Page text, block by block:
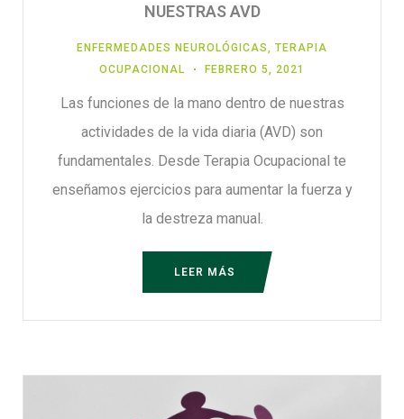
NUESTRAS AVD
ENFERMEDADES NEUROLÓGICAS
TERAPIA
OCUPACIONAL
FEBRERO 5, 2021
Las funciones de la mano dentro de nuestras
actividades de la vida diaria (AVD) son
fundamentales. Desde Terapia Ocupacional te
enseñamos ejercicios para aumentar la fuerza y
la destreza manual.
LEER MÁS